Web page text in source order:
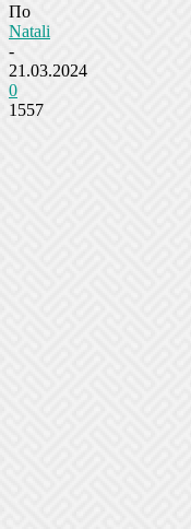
По
Natali
-
21.03.2024
0
1557